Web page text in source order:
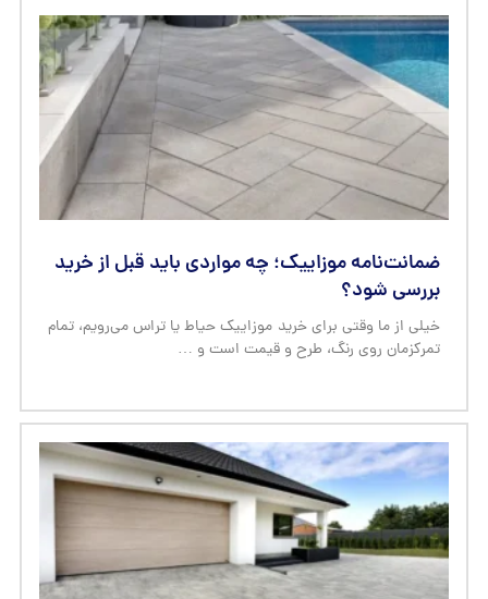
ضمانت‌نامه موزاییک؛ چه مواردی باید قبل از خرید
بررسی شود؟
خیلی از ما وقتی برای خرید موزاییک حیاط یا تراس می‌رویم، تمام
تمرکزمان روی رنگ، طرح و قیمت است و …